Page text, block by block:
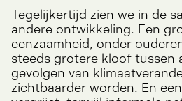
Tegelijkertijd zien we in de
andere ontwikkeling. Een
eenzaamheid, onder
steeds grotere kloof tussen
gevolgen van
zichtbaarder worden. En